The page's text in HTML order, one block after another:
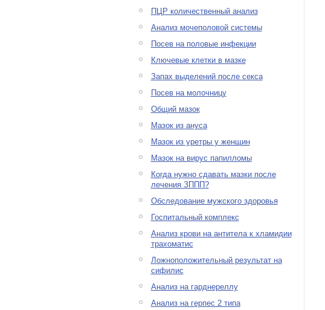
ПЦР количественный анализ
Анализ мочеполовой системы
Посев на половые инфекции
Ключевые клетки в мазке
Запах выделений после секса
Посев на молочницу
Общий мазок
Мазок из ануса
Мазок из уретры у женщин
Мазок на вирус папилломы
Когда нужно сдавать мазки после
лечения ЗППП?
Обследование мужского здоровья
Госпитальный комплекс
Анализ крови на антитела к хламидии
трахоматис
Ложноположительный результат на
сифилис
Анализ на гарднереллу
Анализ на герпес 2 типа